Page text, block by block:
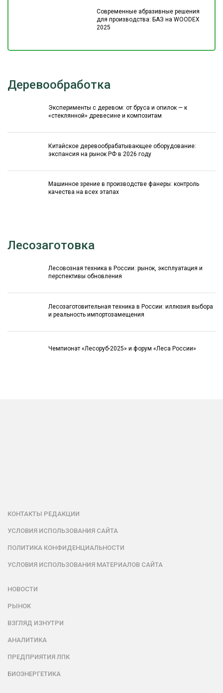
Современные абразивные решения
для производства: БАЗ на WOODEX
2025
Деревообработка
Эксперименты с деревом: от бруса и опилок — к
«стеклянной» древесине и композитам
Китайское деревообрабатывающее оборудование:
экспансия на рынок РФ в 2026 году
Машинное зрение в производстве фанеры: контроль
качества на всех этапах
Лесозаготовка
Лесовозная техника в России: рынок, эксплуатация и
перспективы обновления
Лесозаготовительная техника в России: иллюзия выбора
и реальность импортозамещения
Чемпионат «Лесоруб-2025» и форум «Леса России»
КОНТАКТЫ РЕДАКЦИИ
УСЛОВИЯ ИСПОЛЬЗОВАНИЯ САЙТА
ПОЛИТИКА КОНФИДЕНЦИАЛЬНОСТИ
УСЛОВИЯ ИСПОЛЬЗОВАНИЯ МАТЕРИАЛОВ САЙТА
НОВОСТИ
РЫНОК
ВЗГЛЯД ИЗНУТРИ
АНАЛИТИКА
ПРЕДПРИЯТИЯ ЛПК
БИОЭНЕРГЕТИКА